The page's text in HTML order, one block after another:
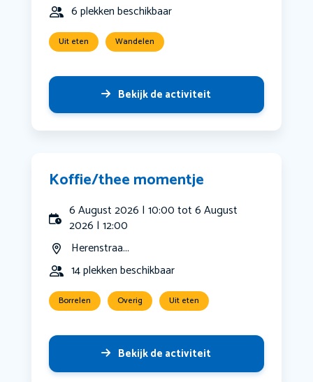
6 plekken beschikbaar
Uit eten Wandelen
Bekijk de activiteit
Koffie/thee momentje
6 August 2026 | 10:00 tot 6 August
2026 | 12:00
Herenstraa...
14 plekken beschikbaar
Borrelen Overig Uit eten
Bekijk de activiteit